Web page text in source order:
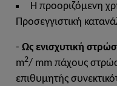
Η προοριζόμενη
Προσεγγιστική
- Ως ενισχυτική
m2/ mm πάχους
επιθυμητής